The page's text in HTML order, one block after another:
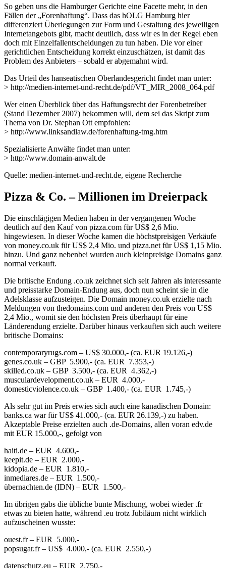
So geben uns die Hamburger Gerichte eine Facette mehr, in den
Fällen der „Forenhaftung“. Dass das hOLG Hamburg hier
differenziert Überlegungen zur Form und Gestaltung des jeweiligen
Internetangebots gibt, macht deutlich, dass wir es in der Regel eben
doch mit Einzelfallentscheidungen zu tun haben. Die vor einer
gerichtlichen Entscheidung korrekt einzuschätzen, ist damit das
Problem des Anbieters – sobald er abgemahnt wird.
Das Urteil des hanseatischen Oberlandesgericht findet man unter:
> http://medien-internet-und-recht.de/pdf/VT_MIR_2008_064.pdf
Wer einen Überblick über das Haftungsrecht der Forenbetreiber
(Stand Dezember 2007) bekommen will, dem sei das Skript zum
Thema von Dr. Stephan Ott empfohlen:
> http://www.linksandlaw.de/forenhaftung-tmg.htm
Spezialisierte Anwälte findet man unter:
> http://www.domain-anwalt.de
Quelle: medien-internet-und-recht.de, eigene Recherche
Pizza & Co. – Millionen im Dreierpack
Die einschlägigen Medien haben in der vergangenen Woche
deutlich auf den Kauf von pizza.com für US$ 2,6 Mio.
hingewiesen. In dieser Woche kamen die höchstpreisigen Verkäufe
von money.co.uk für US$ 2,4 Mio. und pizza.net für US$ 1,15 Mio.
hinzu. Und ganz nebenbei wurden auch kleinpreisige Domains ganz
normal verkauft.
Die britische Endung .co.uk zeichnet sich seit Jahren als interessante
und preisstarke Domain-Endung aus, doch nun scheint sie in die
Adelsklasse aufzusteigen. Die Domain money.co.uk erzielte nach
Meldungen von thedomains.com und anderen den Preis von US$
2,4 Mio., womit sie den höchsten Preis überhaupt für eine
Länderendung erzielte. Darüber hinaus verkauften sich auch weitere
britische Domains:
contemporaryrugs.com – US$ 30.000,- (ca. EUR 19.126,-)
genes.co.uk – GBP 5.900,- (ca. EUR 7.353,-)
skilled.co.uk – GBP 3.500,- (ca. EUR 4.362,-)
musculardevelopment.co.uk – EUR 4.000,-
domesticviolence.co.uk – GBP 1.400,- (ca. EUR 1.745,-)
Als sehr gut im Preis erwies sich auch eine kanadischen Domain:
banks.ca war für US$ 41.000,- (ca. EUR 26.139,-) zu haben.
Akzeptable Preise erzielten auch .de-Domains, allen voran edv.de
mit EUR 15.000,-, gefolgt von
haiti.de – EUR 4.600,-
keepit.de – EUR 2.000,-
kidopia.de – EUR 1.810,-
inmediares.de – EUR 1.500,-
übernachten.de (IDN) – EUR 1.500,-
Im übrigen gabs die übliche bunte Mischung, wobei wieder .fr
etwas zu bieten hatte, während .eu trotz Jubiläum nicht wirklich
aufzuscheinen wusste:
ouest.fr – EUR 5.000,-
popsugar.fr – US$ 4.000,- (ca. EUR 2.550,-)
datenschutz.eu – EUR 2.750,-